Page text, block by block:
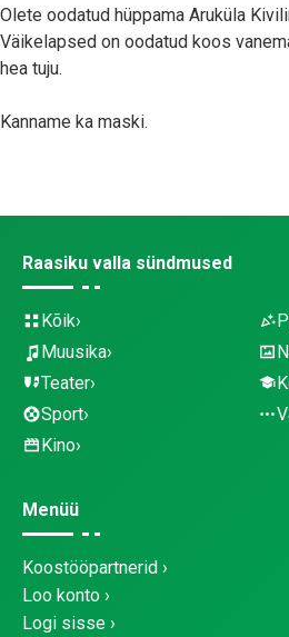
Olete oodatud hüppama Aruküla
Väikelapsed on oodatud koos
hea tuju.
Kanname ka maski.
Raasiku valla sündmused
Kõik
Muusika
Teater
Sport
Kino
Menüü
Koostööpartnerid
Loo konto
Logi sisse